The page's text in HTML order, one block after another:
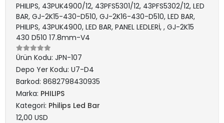
PHILIPS, 43PUK4900/12, 43PFS5301/12, 43PFS5302/12, LED
BAR, GJ-2K15-430-D510, GJ-2K16-430-D510, LED BAR,
PHILIPS, 43PUK4900, LED BAR, PANEL LEDLERİ, , GJ-2K15
430 D510 17.8mm-V4
Ürün Kodu: JPN-107
Depo Yer Kodu: U7-D4
Barkod: 8682798430935
Marka: PHILIPS
Kategori: Philips Led Bar
12,00 USD